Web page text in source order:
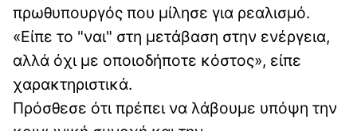
πρωθυπουργός που μίλησε για ρεαλισμό.
«Είπε το "ναι" στη μετάβαση στην ενέργεια,
αλλά όχι με οποιοδήποτε κόστος», είπε
χαρακτηριστικά.
Πρόσθεσε ότι πρέπει να λάβουμε υπόψη την